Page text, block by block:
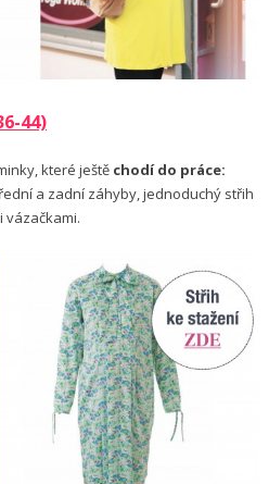
44)
které ještě chodí do práce:
a zadní záhyby, jednoduchý střih
vázačkami.